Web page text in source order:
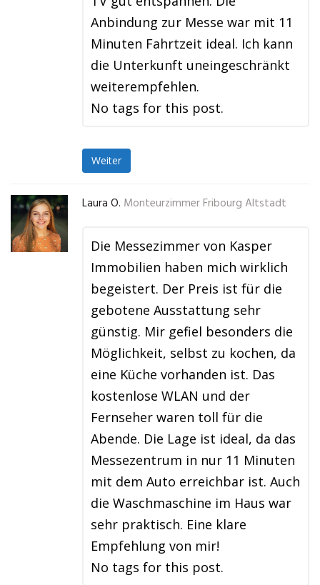
Anbindung zur Messe war mit 11
Minuten Fahrtzeit ideal. Ich kann
die Unterkunft uneingeschränkt
weiterempfehlen.
No tags for this post.
Weiter
Laura O. Monteurzimmer Fribourg Altstadt
Die Messezimmer von Kasper
Immobilien haben mich wirklich
begeistert. Der Preis ist für die
gebotene Ausstattung sehr
günstig. Mir gefiel besonders die
Möglichkeit, selbst zu kochen, da
eine Küche vorhanden ist. Das
kostenlose WLAN und der
Fernseher waren toll für die
Abende. Die Lage ist ideal, da das
Messezentrum in nur 11 Minuten
mit dem Auto erreichbar ist. Auch
die Waschmaschine im Haus war
sehr praktisch. Eine klare
Empfehlung von mir!
No tags for this post.